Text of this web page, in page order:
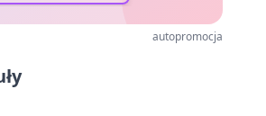
autopromocja